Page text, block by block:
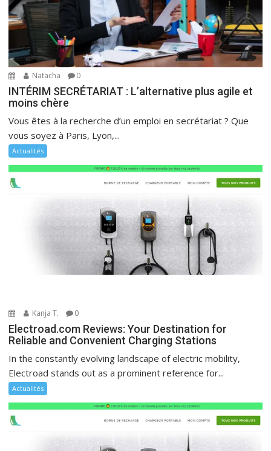
Natacha 0
INTÉRIM SECRÉTARIAT : L’alternative plus agile et
moins chère
Vous êtes à la recherche d’un emploi en secrétariat ? Que
vous soyez à Paris, Lyon,...
Actualités
Kanja T. 0
Electroad.com Reviews: Your Destination for
Reliable and Convenient Charging Stations
In the constantly evolving landscape of electric mobility,
Electroad stands out as a prominent reference for...
Actualités